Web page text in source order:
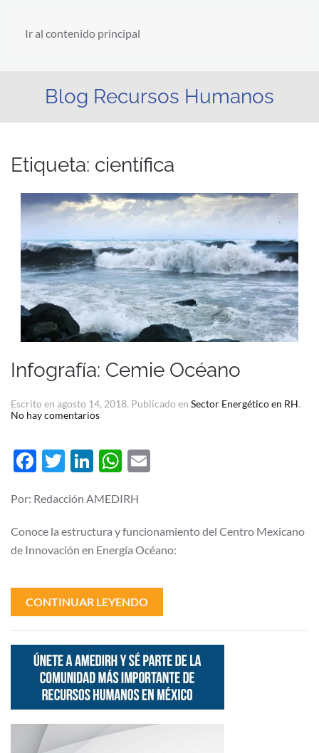
Ir al contenido principal
Blog Recursos Humanos
Etiqueta: científica
Infografía: Cemie Océano
Escrito en agosto 14, 2018. Publicado en Sector Energético en RH.
No hay comentariosen
Océano
Facebook
Twitter
LinkedIn
WhatsApp
Por: Redacción AMEDIRH
Conoce la estructura y funcionamiento del Centro Mexicano
de Innovación en Energía Océano:
CONTINUAR LEYENDO